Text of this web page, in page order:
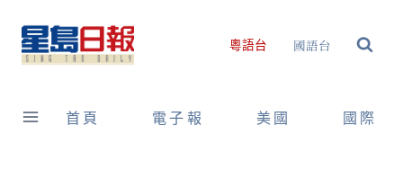
content
粵語台 國語台
首頁 電子報 美國 國際